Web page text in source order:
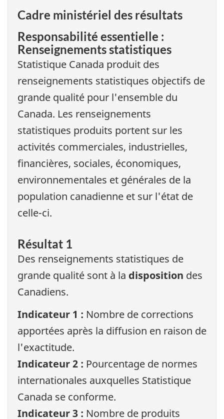
Cadre ministériel des résultats
Responsabilité essentielle :
Renseignements statistiques
Statistique Canada produit des
renseignements statistiques objectifs de
grande qualité pour l'ensemble du
Canada. Les renseignements
statistiques produits portent sur les
activités commerciales, industrielles,
financières, sociales, économiques,
environnementales et générales de la
population canadienne et sur l'état de
celle-ci.
Résultat 1
Des renseignements statistiques de
grande qualité sont à la disposition des
Canadiens.
Indicateur 1 : Nombre de corrections
apportées après la diffusion en raison de
l'exactitude.
Indicateur 2 : Pourcentage de normes
internationales auxquelles Statistique
Canada se conforme.
Indicateur 3 : Nombre de produits